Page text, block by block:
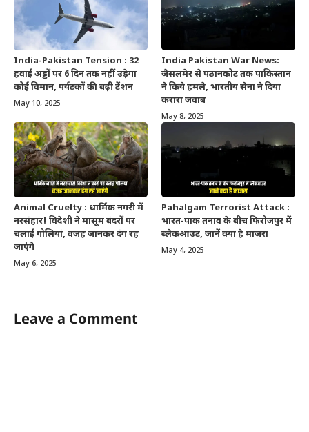
India-Pakistan Tension : 32
हवाई अड्डों पर 6 दिन तक नहीं उड़ेगा
कोई विमान, पर्यटकों की बढ़ी टेंशन
May 10, 2025
India Pakistan War News:
जैसलमेर से पठानकोट तक पाकिस्तान
ने किये हमले, भारतीय सेना ने दिया
करारा जवाब
May 8, 2025
Animal Cruelty : धार्मिक नगरी में
नरसंहार! विदेशी ने मासूम बंदरों पर
चलाई गोलियां, वजह जानकर दंग रह
जाएंगे
May 6, 2025
Pahalgam Terrorist Attack :
भारत-पाक तनाव के बीच फिरोजपुर में
ब्लैकआउट, जानें क्या है माजरा
May 4, 2025
Leave a Comment